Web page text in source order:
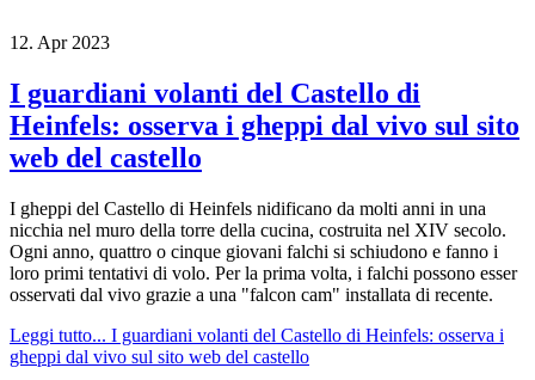
12. Apr 2023
I guardiani volanti del Castello di
Heinfels: osserva i gheppi dal vivo sul sito
web del castello
I gheppi del Castello di Heinfels nidificano da molti anni in una
nicchia nel muro della torre della cucina, costruita nel XIV secolo.
Ogni anno, quattro o cinque giovani falchi si schiudono e fanno i
loro primi tentativi di volo. Per la prima volta, i falchi possono esser
osservati dal vivo grazie a una "falcon cam" installata di recente.
Leggi tutto... I guardiani volanti del Castello di Heinfels: osserva i
gheppi dal vivo sul sito web del castello